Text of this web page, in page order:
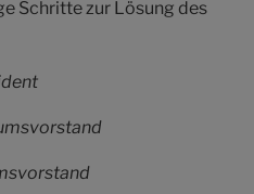
Schritte zur Lösung des